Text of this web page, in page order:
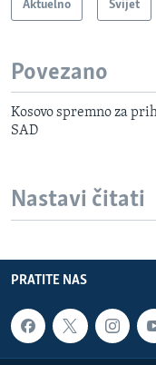
Aktuelno Svijet
Povezano
Kosovo spremno za
SAD
Nastavi čitati
PRATITE NAS